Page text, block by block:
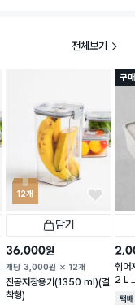
전체보기
12개
담기
36,000원
개당 3,000원 12개
진공저장용기(1350 ml)(결
착형)
구
휘어
2 L
택배